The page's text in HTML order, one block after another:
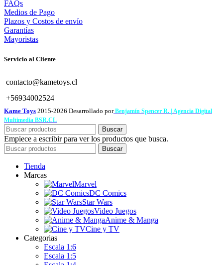
FAQs
Medios de Pago
Plazos y Costos de envío
Garantías
Mayoristas
Servicio al Cliente
contacto@kametoys.cl
+56934002524
Kame Toys 2015-2026 Desarrollado porBenjamín Spencer R. | Agencia Digital
Multimedia BSR.CL
Buscar
Empiece a escribir para ver los productos que busca.
Buscar
Tienda
Marcas
Marvel
DC Comics
Star Wars
Video Juegos
Anime & Manga
Cine y TV
Categorias
Escala 1:6
Escala 1:5